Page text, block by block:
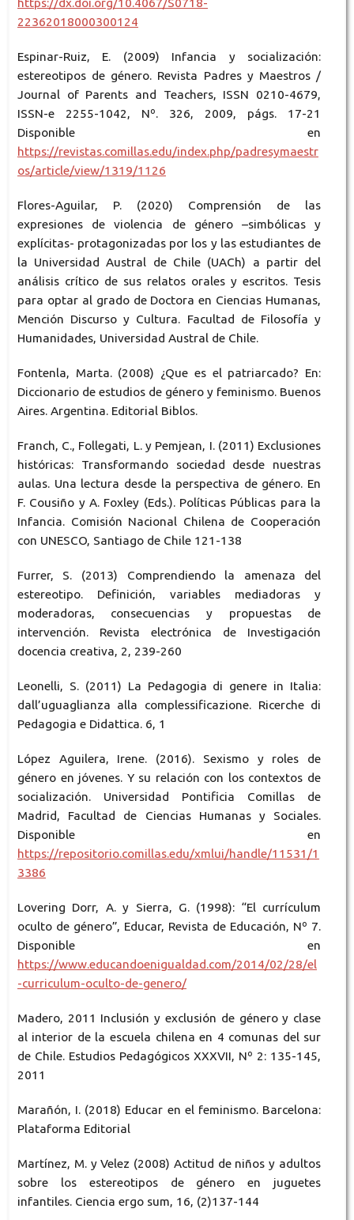
https://dx.doi.org/10.4067/S0718-
22362018000300124
Espinar-Ruiz, E. (2009) Infancia y socialización:
estereotipos de género. Revista Padres y Maestros /
Journal of Parents and Teachers, ISSN 0210-4679,
ISSN-e 2255-1042, Nº. 326, 2009, págs. 17-21
Disponible en
https://revistas.comillas.edu/index.php/padresymaestr
os/article/view/1319/1126
Flores-Aguilar, P. (2020) Comprensión de las
expresiones de violencia de género –simbólicas y
explícitas- protagonizadas por los y las estudiantes de
la Universidad Austral de Chile (UACh) a partir del
análisis crítico de sus relatos orales y escritos. Tesis
para optar al grado de Doctora en Ciencias Humanas,
Mención Discurso y Cultura. Facultad de Filosofía y
Humanidades, Universidad Austral de Chile.
Fontenla, Marta. (2008) ¿Que es el patriarcado? En:
Diccionario de estudios de género y feminismo. Buenos
Aires. Argentina. Editorial Biblos.
Franch, C., Follegati, L. y Pemjean, I. (2011) Exclusiones
históricas: Transformando sociedad desde nuestras
aulas. Una lectura desde la perspectiva de género. En
F. Cousiño y A. Foxley (Eds.). Políticas Públicas para la
Infancia. Comisión Nacional Chilena de Cooperación
con UNESCO, Santiago de Chile 121-138
Furrer, S. (2013) Comprendiendo la amenaza del
estereotipo. Definición, variables mediadoras y
moderadoras, consecuencias y propuestas de
intervención. Revista electrónica de Investigación
docencia creativa, 2, 239-260
Leonelli, S. (2011) La Pedagogia di genere in Italia:
dall’uguaglianza alla complessificazione. Ricerche di
Pedagogia e Didattica. 6, 1
López Aguilera, Irene. (2016). Sexismo y roles de
género en jóvenes. Y su relación con los contextos de
socialización. Universidad Pontificia Comillas de
Madrid, Facultad de Ciencias Humanas y Sociales.
Disponible en
https://repositorio.comillas.edu/xmlui/handle/11531/1
3386
Lovering Dorr, A. y Sierra, G. (1998): “El currículum
oculto de género”, Educar, Revista de Educación, Nº 7.
Disponible en
https://www.educandoenigualdad.com/2014/02/28/el
-curriculum-oculto-de-genero/
Madero, 2011 Inclusión y exclusión de género y clase
al interior de la escuela chilena en 4 comunas del sur
de Chile. Estudios Pedagógicos XXXVII, Nº 2: 135-145,
2011
Marañón, I. (2018) Educar en el feminismo. Barcelona:
Plataforma Editorial
Martínez, M. y Velez (2008) Actitud de niños y adultos
sobre los estereotipos de género en juguetes
infantiles. Ciencia ergo sum, 16, (2)137-144